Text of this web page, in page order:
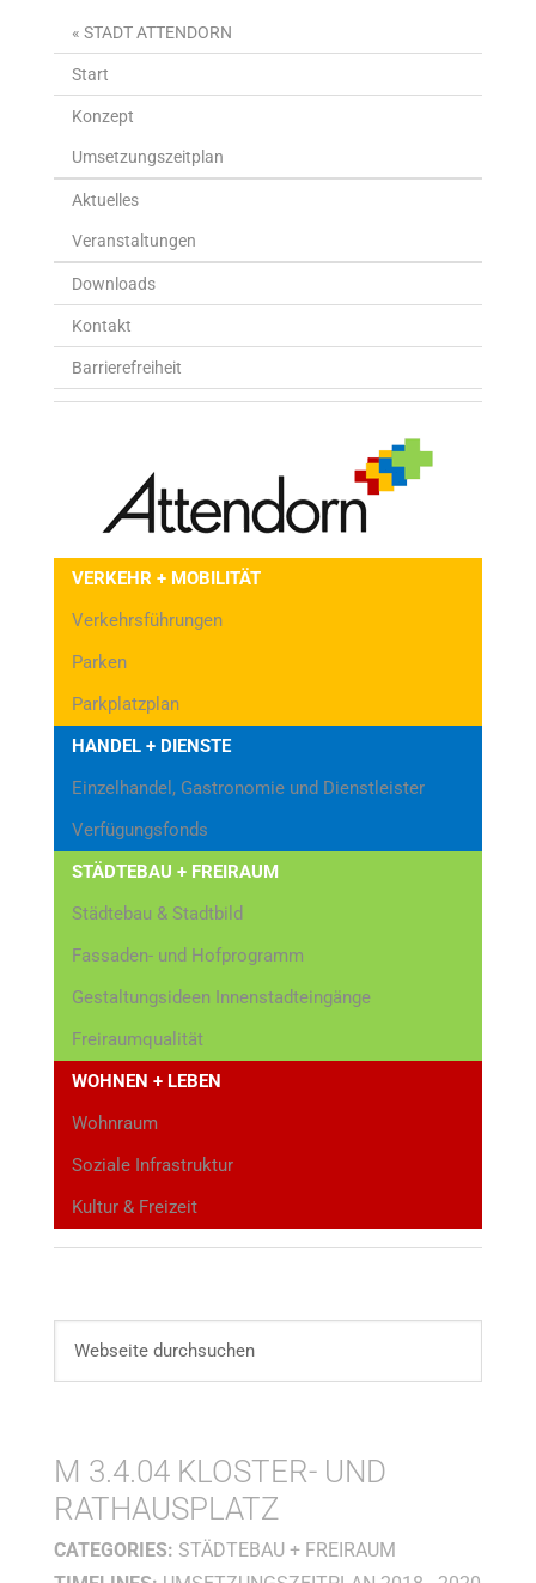
« STADT ATTENDORN
Start
Konzept
Umsetzungszeitplan
Aktuelles
Veranstaltungen
Downloads
Kontakt
Barrierefreiheit
VERKEHR + MOBILITÄT
Verkehrsführungen
Parken
Parkplatzplan
HANDEL + DIENSTE
Einzelhandel, Gastronomie und Dienstleister
Verfügungsfonds
STÄDTEBAU + FREIRAUM
Städtebau & Stadtbild
Fassaden- und Hofprogramm
Gestaltungsideen Innenstadteingänge
Freiraumqualität
WOHNEN + LEBEN
Wohnraum
Soziale Infrastruktur
Kultur & Freizeit
M 3.4.04 KLOSTER- UND
RATHAUSPLATZ
CATEGORIES: STÄDTEBAU + FREIRAUM